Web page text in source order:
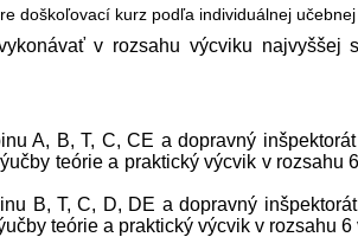
doškoľovací kurz podľa individuálnej
v rozsahu výcviku
A, B, T, C, CE a dopravný
teórie a praktický výcvik v
B, T, C, D, DE a dopravný
teórie a praktický výcvik v rozsahu